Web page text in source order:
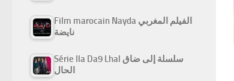
Film marocain Nayda الفيلم المغربي
نايضة
Série Ila Da9 Lhal سلسلة إلى ضاق
الحال